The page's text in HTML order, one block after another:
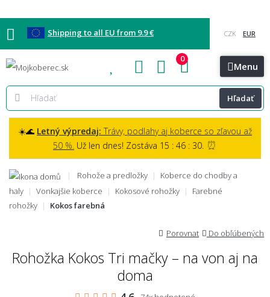
Shipping to all EU from 9.9 €
Blog Kontakt Menu
Hľadať
0
☀️🌊 Letný výpredaj: Trávy, podlahy aj koberce so zľavou až
50 %. Už len dnes! Zostáva 15 : 46 : 29. ⏰
Rohože a predložky
Koberce do chodby a
haly
Vonkajšie koberce Kokosové rohožky
Farebné
rohožky
Kokos farebná
Porovnat Do obľúbených
Rohožka Kokos Tri mačky – na von aj na
doma